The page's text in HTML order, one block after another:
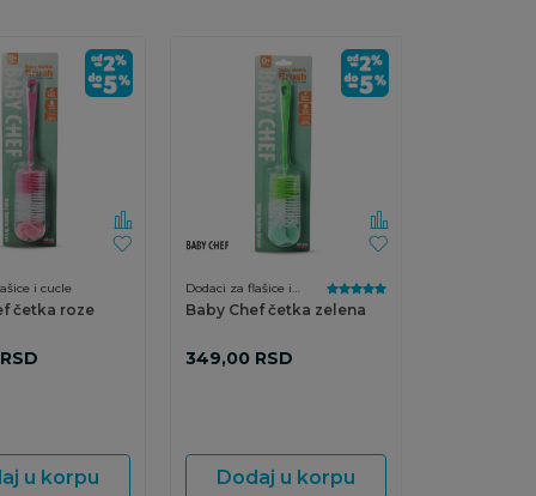
i cucle
četka roze
RSD
u korpu
Dodaci za flašice i
cucle
Baby Chef četka zelena
349,00 RSD
Dodaj u korpu